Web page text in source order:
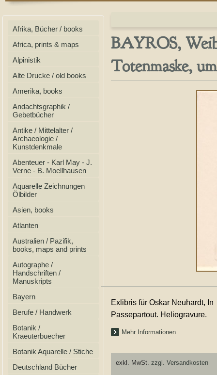
Afrika, Bücher / books
Africa, prints & maps
Alpinistik
Alte Drucke / old books
Amerika, books
Andachtsgraphik /
Gebetbücher
Antike / Mittelalter /
Archaeologie /
Kunstdenkmale
Abenteuer - Karl May - J.
Verne - B. Moellhausen
Aquarelle Zeichnungen
Ölbilder
Asien, books
Atlanten
Australien / Pazifik,
books, maps and prints
Autographe /
Handschriften /
Manuskripts
Bayern
Berufe / Handwerk
Botanik /
Kraeuterbuecher
Botanik Aquarelle / Stiche
Deutschland Bücher
BAYROS,
Totenmaske,
Exlibris für Oskar Neuhardt, In
Passepartout. Heliogravure.
Mehr Informationen
exkl. MwSt. zzgl. Versandkosten